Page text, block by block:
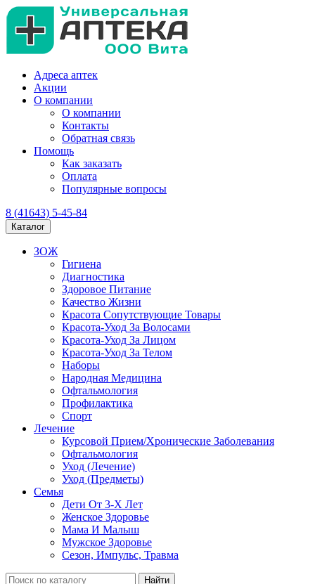
Адреса аптек
Акции
О компании
О компании
Контакты
Обратная связь
Помощь
Как заказать
Оплата
Популярные вопросы
8 (41643) 5-45-84
Каталог
ЗОЖ
Гигиена
Диагностика
Здоровое Питание
Качество Жизни
Красота Сопутствующие Товары
Красота-Уход За Волосами
Красота-Уход За Лицом
Красота-Уход За Телом
Наборы
Народная Медицина
Офтальмология
Профилактика
Спорт
Лечение
Курсовой Прием/Хронические Заболевания
Офтальмология
Уход (Лечение)
Уход (Предметы)
Семья
Дети От 3-Х Лет
Женское Здоровье
Мама И Малыш
Мужское Здоровье
Сезон, Импульс, Травма
Найти